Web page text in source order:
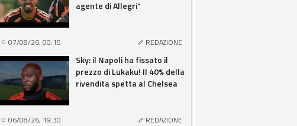
agente di Allegri"
07/08/26, 00:15 REDAZIONE
Sky: il Napoli ha fissato il
prezzo di Lukaku! Il 40% della
rivendita spetta al Chelsea
06/08/26, 19:30 REDAZIONE